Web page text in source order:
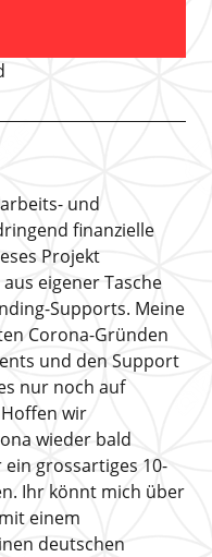
und
finanzielle
Projekt
eigener Tasche
Supports. Meine
Corona-Gründen
und den Support
nur noch auf
wir
wieder bald
grossartiges 10-
Ihr könnt mich über
einem
deutschen